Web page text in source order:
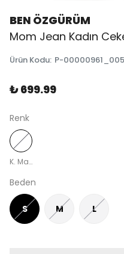
BEN ÖZGÜRÜM
Mom Jean Kadın
Ürün Kodu: P-
₺ 699.99
Renk
K. Mavi
Beden
S M L